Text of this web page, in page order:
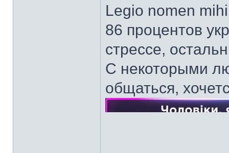
Legio nomen
86 процентов
стрессе,
С некоторыми
общаться,